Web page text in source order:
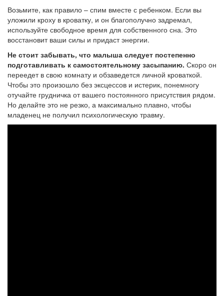
Возьмите, как правило – спим вместе с ребенком. Если вы
уложили кроху в кроватку, и он благополучно задремал,
используйте свободное время для собственного сна. Это
восстановит ваши силы и придаст энергии.
Не стоит забывать, что малыша следует постепенно
подготавливать к самостоятельному засыпанию. Скоро он
переедет в свою комнату и обзаведется личной кроваткой.
Чтобы это произошло без эксцессов и истерик, понемногу
отучайте грудничка от вашего постоянного присутствия рядом.
Но делайте это не резко, а максимально плавно, чтобы
младенец не получил психологическую травму.